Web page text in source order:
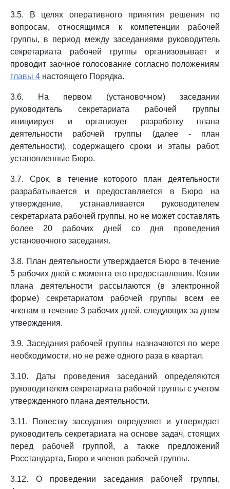
3.5. В целях оперативного принятия решения по
вопросам, относящимся к компетенции рабочей
группы, в период между заседаниями руководитель
секретариата рабочей группы организовывает и
проводит заочное голосование согласно положениям
главы 4 настоящего Порядка.
3.6. На первом (установочном) заседании
руководитель секретариата рабочей группы
инициирует и организует разработку плана
деятельности рабочей группы (далее - план
деятельности), содержащего сроки и этапы работ,
установленные Бюро.
3.7. Срок, в течение которого план деятельности
разрабатывается и предоставляется в Бюро на
утверждение, устанавливается руководителем
секретариата рабочей группы, но не может составлять
более 20 рабочих дней со дня проведения
установочного заседания.
3.8. План деятельности утверждается Бюро в течение
5 рабочих дней с момента его предоставления. Копии
плана деятельности рассылаются (в электронной
форме) секретариатом рабочей группы всем ее
членам в течение 3 рабочих дней, следующих за днем
утверждения.
3.9. Заседания рабочей группы назначаются по мере
необходимости, но не реже одного раза в квартал.
3.10. Даты проведения заседаний определяются
руководителем секретариата рабочей группы с учетом
утвержденного плана деятельности.
3.11. Повестку заседания определяет и утверждает
руководитель секретариата на основе задач, стоящих
перед рабочей группой, а также предложений
Росстандарта, Бюро и членов рабочей группы.
3.12. О проведении заседания рабочей группы,